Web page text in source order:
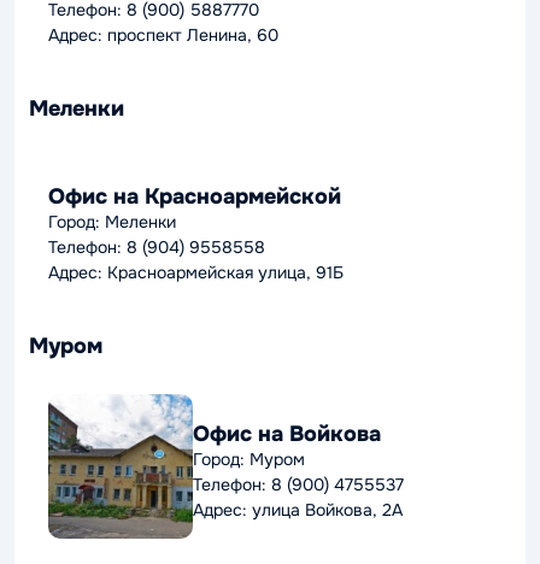
Телефон: 8 (900) 5887770
Адрес: проспект Ленина, 60
Меленки
Офис на Красноармейской
Город: Меленки
Телефон: 8 (904) 9558558
Адрес: Красноармейская улица, 91Б
Муром
Офис на Войкова
Город: Муром
Телефон: 8 (900) 4755537
Адрес: улица Войкова, 2А